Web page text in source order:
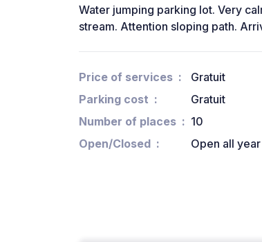
Water jumping parking lot. Very
stream. Attention sloping path.
Price of services
Gratuit
Parking cost
Gratuit
Number of places
10
Open/Closed
Open all year